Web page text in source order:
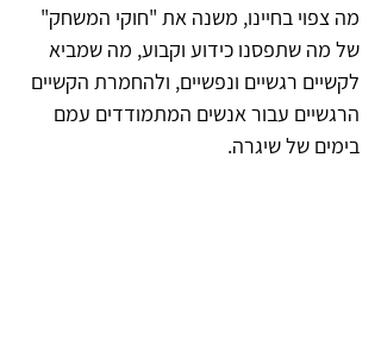
מה צפוי בחיינו, משנה את "חוקי המשחק"
של מה שתפסנו כידוע וקבוע, מה שמביא
לקשיים רגשיים ונפשיים, ולהחמרת הקשיים
הרגשיים עבור אנשים המתמודדים עמם
בימים של שיגרה.